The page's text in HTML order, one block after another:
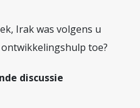
Irak was volgens u
toe?
discussie